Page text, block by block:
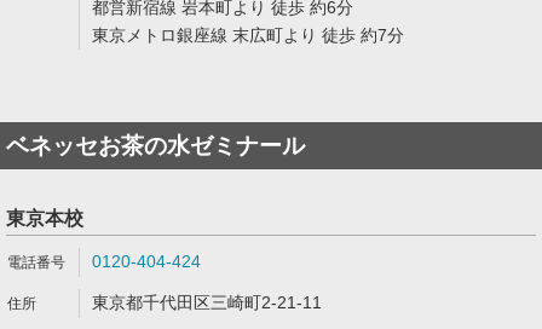
都営新宿線 岩本町より 徒歩 約6分
東京メトロ銀座線 末広町より 徒歩 約7分
ベネッセお茶の水ゼミナール
東京本校
0120-404-424
東京都千代田区三崎町2-21-11